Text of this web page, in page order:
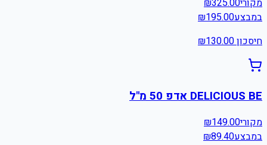
מקורי ₪325.00
במבצע
₪195.00
חיסכון ₪130.00
DELICIOUS BE אדפ 50 מ"ל
מקורי ₪149.00
במבצע
₪89.40